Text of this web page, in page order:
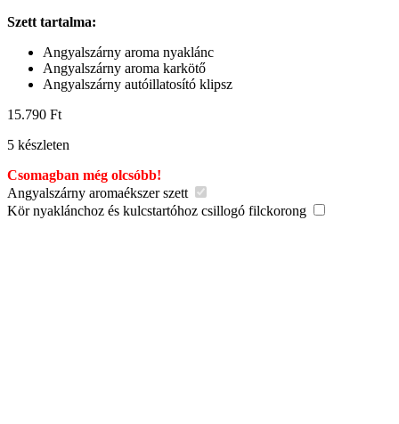
Szett tartalma:
Angyalszárny aroma nyaklánc
Angyalszárny aroma karkötő
Angyalszárny autóillatosító klipsz
15.790 Ft
5 készleten
Csomagban még olcsóbb!
Angyalszárny aromaékszer szett
Kör nyaklánchoz és kulcstartóhoz csillogó filckorong